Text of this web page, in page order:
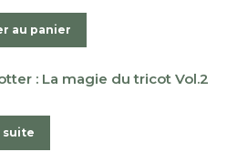
au panier
: La magie du tricot Vol.2
suite